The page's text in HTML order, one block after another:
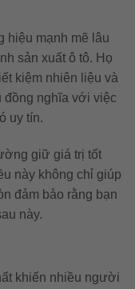
hiệu mạnh mẽ lâu
sản xuất ô tô. Họ
kiệm nhiên liệu và
đồng nghĩa với việc
uy tín.
giữ giá trị tốt
này không chỉ giúp
đảm bảo rằng bạn
này.
khiến nhiều người